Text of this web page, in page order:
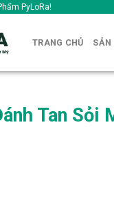
PyLoRa!
TRANG CHỦ SẢN
Tan Sỏi